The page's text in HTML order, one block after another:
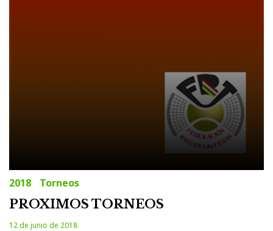
2018 Torneos
PROXIMOS TORNEOS
12 de junio de 2018